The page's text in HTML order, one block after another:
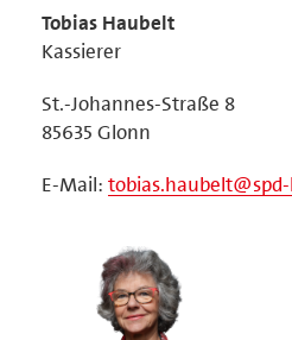
Tobias Haubelt
Kassierer
St.-Johannes-Straße 8
85635 Glonn
E-Mail: